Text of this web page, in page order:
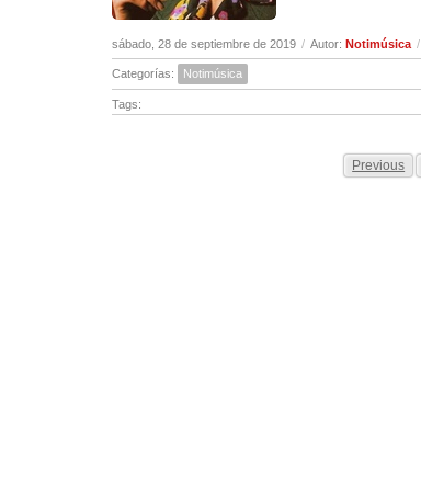
sábado, 28 de septiembre de 2019 / Autor: Notimúsica /
Categorías: Notimúsica
Tags:
Previous